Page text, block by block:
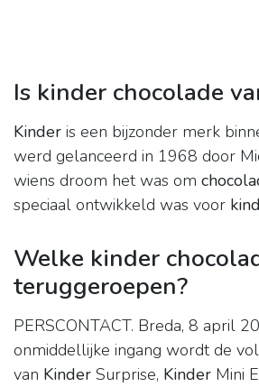
Is kinder chocolade
Kinder is een bijzonder merk
werd gelanceerd in 1968 door
wiens droom het was om
speciaal ontwikkeld was voor
Welke kinder
teruggeroepen?
PERSCONTACT. Breda, 8 april
onmiddellijke ingang wordt de
van Kinder Surprise, Kinder Mini